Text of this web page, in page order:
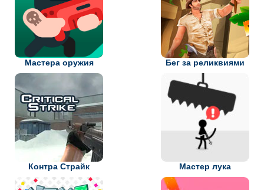
Мастера оружия Бег за реликвиями
Контра Страйк Мастер лука